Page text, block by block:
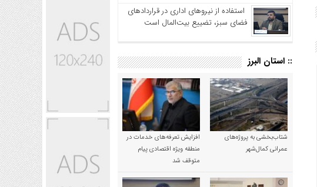
استفاده از نیروهای اداری در قراردادهای
فضای سبز، تضییع بیت‌المال است
:: استان البرز
شتاب‌بخشی به پروژه‌های
عمرانی کمال‌شهر
افزایش تعرفه‌های خدمات در
منطقه ویژه اقتصادی پیام
متوقف شد